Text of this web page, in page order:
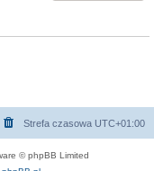
Strefa czasowa UTC+01:00
© phpBB Limited